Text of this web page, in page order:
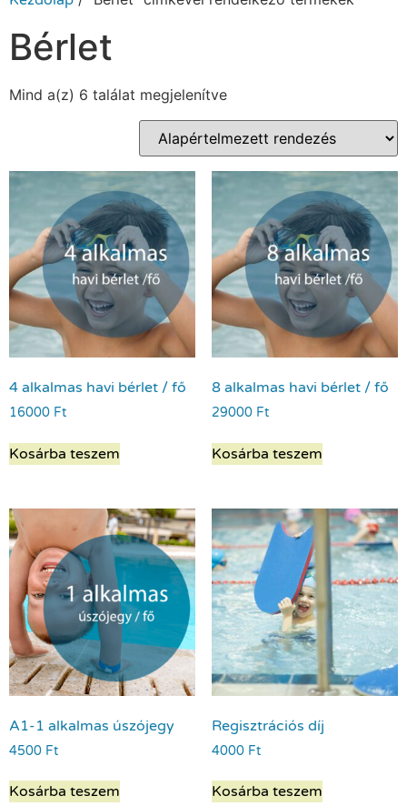
Bérlet
Mind a(z) 6 találat megjelenítve
4 alkalmas havi bérlet / fő
16000 Ft
Kosárba teszem
8 alkalmas havi bérlet / fő
29000 Ft
Kosárba teszem
A1-1 alkalmas úszójegy
4500 Ft
Kosárba teszem
Regisztrációs díj
4000 Ft
Kosárba teszem